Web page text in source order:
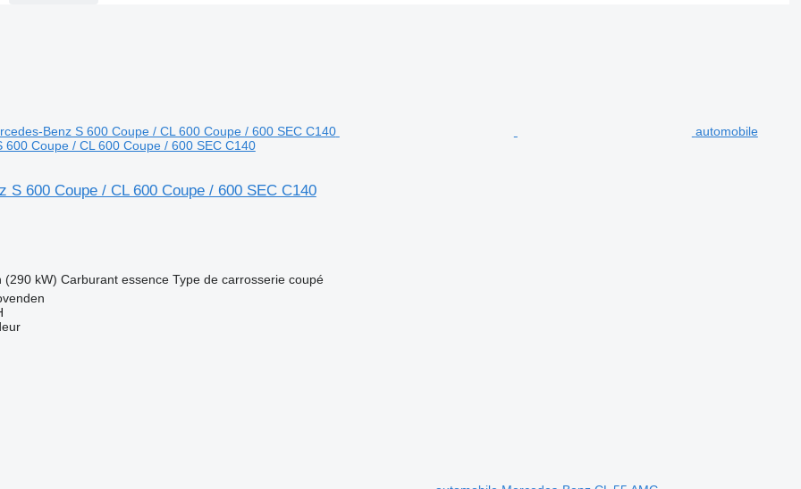
automobile
600 Coupe / CL 600 Coupe / 600 SEC C140
S 600 Coupe / CL 600 Coupe / 600 SEC C140
(290 kW) Carburant essence Type de carrosserie coupé